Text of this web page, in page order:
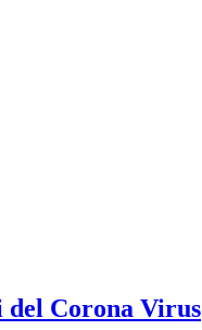
del Corona Virus